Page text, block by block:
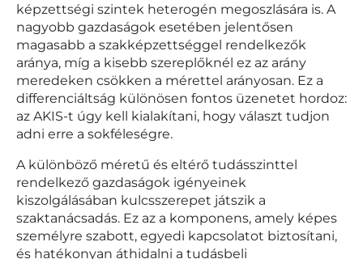
képzettségi szintek heterogén megoszlására is. A
nagyobb gazdaságok esetében jelentősen
magasabb a szakképzettséggel rendelkezők
aránya, míg a kisebb szereplőknél ez az arány
meredeken csökken a mérettel arányosan. Ez a
differenciáltság különösen fontos üzenetet hordoz:
az AKIS-t úgy kell kialakítani, hogy választ tudjon
adni erre a sokféleségre.
A különböző méretű és eltérő tudásszinttel
rendelkező gazdaságok igényeinek
kiszolgálásában kulcsszerepet játszik a
szaktanácsadás. Ez az a komponens, amely képes
személyre szabott, egyedi kapcsolatot biztosítani,
és hatékonyan áthidalni a tudásbeli